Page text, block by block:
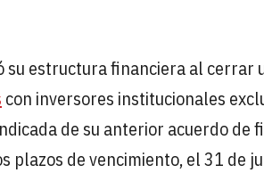
estructura financiera al cerrar
con inversores institucionales
de su anterior acuerdo de
plazos de vencimiento, el 31 de